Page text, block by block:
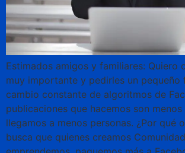
Estimados amigos y familiares: Quiero
muy importante y pedirles un pequeño
cambio constante de algoritmos de
publicaciones que hacemos son
llegamos a menos personas. ¿Por qué
busca que quienes creamos